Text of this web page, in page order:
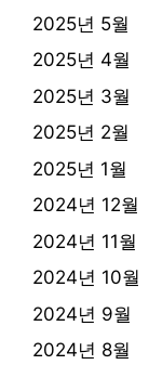
2025년 5월
2025년 4월
2025년 3월
2025년 2월
2025년 1월
2024년 12월
2024년 11월
2024년 10월
2024년 9월
2024년 8월